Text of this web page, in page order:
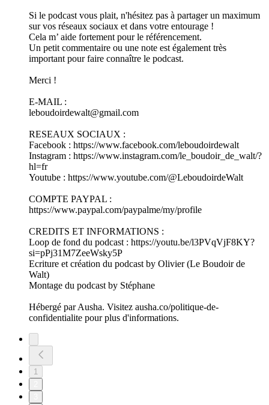
Si le podcast vous plait, n'hésitez pas à partager un maximum
sur vos réseaux sociaux et dans votre entourage !
Cela m’ aide fortement pour le référencement.
Un petit commentaire ou une note est également très
important pour faire connaître le podcast.
Merci !
E-MAIL :
leboudoirdewalt@gmail.com
RESEAUX SOCIAUX :
Facebook : ⁠https://www.facebook.com/leboudoirdewalt⁠
Instagram : ⁠https://www.instagram.com/le_boudoir_de_walt/?
hl=fr⁠
Youtube : https://www.youtube.com/@LeboudoirdeWalt
COMPTE PAYPAL :
https://www.paypal.com/paypalme/my/profile
CREDITS ET INFORMATIONS :
Loop de fond du podcast : ⁠https://youtu.be/l3PVqVjF8KY?
si=pPj31M7ZeeWsky5P⁠
Ecriture et création du podcast by Olivier (Le Boudoir de
Walt)
Montage du podcast by Stéphane
Hébergé par Ausha. Visitez ausha.co/politique-de-
confidentialite pour plus d'informations.
1